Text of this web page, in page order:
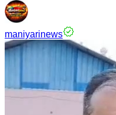
maniyarinews